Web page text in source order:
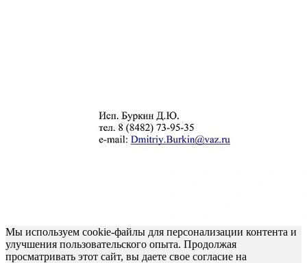
Мы используем cookie-файлы для персонализации контента и
улучшения пользовательского опыта. Продолжая
просматривать этот сайт, вы даете свое согласие на